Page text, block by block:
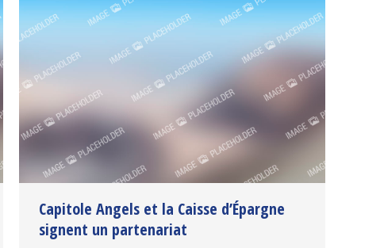
Capitole Angels et la Caisse d’Épargne
signent un partenariat